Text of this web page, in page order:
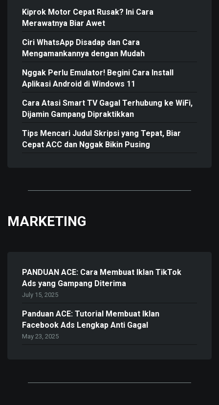
Kiprok Motor Cepat Rusak? Ini Cara
Merawatnya Biar Awet
Ciri WhatsApp Disadap dan Cara
Mengamankannya dengan Mudah
Nggak Perlu Emulator! Begini Cara Install
Aplikasi Android di Windows 11
Cara Atasi Smart TV Gagal Terhubung ke WiFi,
Dijamin Gampang Dipraktikkan
Tips Mencari Judul Skripsi yang Tepat, Biar
Cepat ACC dan Nggak Bikin Pusing
MARKETING
PANDUAN ACE: Cara Membuat Iklan TikTok
Ads yang Gampang Diterima
July 15, 2025
Panduan ACE: Tutorial Membuat Iklan
Facebook Ads Lengkap Anti Gagal
May 23, 2025